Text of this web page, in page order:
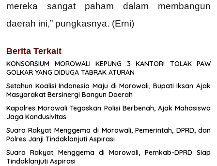
mereka sangat paham dalam membangun
daerah ini,” pungkasnya. (Erni)
Berita Terkait
KONSORSIUM MOROWALI KEPUNG 3 KANTOR! TOLAK PAW
GOLKAR YANG DIDUGA TABRAK ATURAN
Setahun Koalisi Indonesia Maju di Morowali, Bupati Iksan Ajak
Masyarakat Bersinergi Bangun Daerah
Kapolres Morowali Tegaskan Polisi Berbenah, Ajak Mahasiswa
Jaga Kondusivitas
Suara Rakyat Menggema di Morowali, Pemerintah, DPRD, dan
Polres Janji Tindaklanjuti Aspirasi
Suara Rakyat Menggema di Morowali, Pemkab-DPRD Siap
Tindaklanjuti Aspirasi